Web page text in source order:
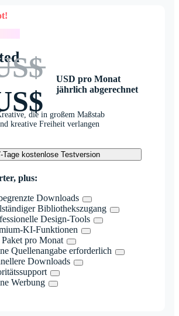
USD pro Monat
jährlich abgerechnet
die in großem Maßstab
kreative Freiheit verlangen
Tage kostenlose Testversion
plus:
Downloads
Bibliothekszugang
Design-Tools
KI-Funktionen
pro Monat
Quellenangabe erforderlich
Downloads
Werbung